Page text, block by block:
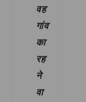
वह
गांव
का
रह
ने
वा